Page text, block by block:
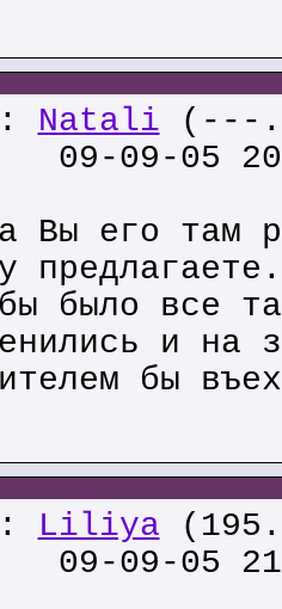
Natali (---
09-09-05
Вы его там
предлагаете.
было все
и на
бы
Liliya
09-09-05